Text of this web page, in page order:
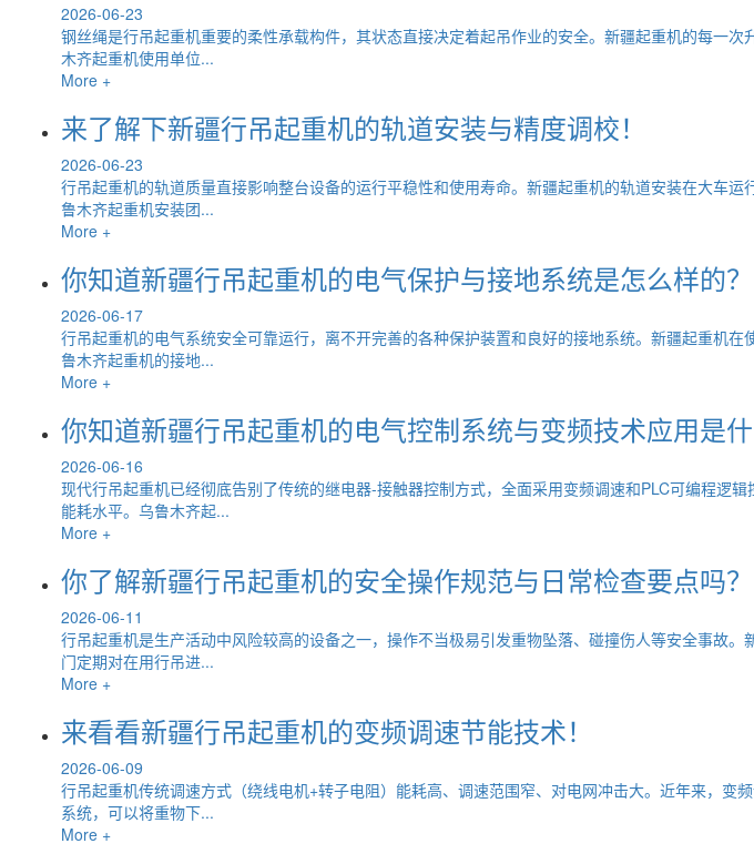
2026-06-23
钢丝绳是行吊起重机重要的柔性承载构件，其状态直接决定着起吊作业的安全。新疆起重机的每一
木齐起重机使用单位...
More +
来了解下新疆行吊起重机的轨道安装与精度调校！
2026-06-23
行吊起重机的轨道质量直接影响整台设备的运行平稳性和使用寿命。新疆起重机的轨道安装在大车
鲁木齐起重机安装团...
More +
你知道新疆行吊起重机的电气保护与接地系统是怎么样的？
2026-06-17
行吊起重机的电气系统安全可靠运行，离不开完善的各种保护装置和良好的接地系统。新疆起重机
鲁木齐起重机的接地...
More +
你知道新疆行吊起重机的电气控制系统与变频技术应用是什
2026-06-16
现代行吊起重机已经彻底告别了传统的继电器-接触器控制方式，全面采用变频调速和PLC可编程逻
能耗水平。乌鲁木齐起...
More +
你了解新疆行吊起重机的安全操作规范与日常检查要点吗？
2026-06-11
行吊起重机是生产活动中风险较高的设备之一，操作不当极易引发重物坠落、碰撞伤人等安全事故
门定期对在用行吊进...
More +
来看看新疆行吊起重机的变频调速节能技术！
2026-06-09
行吊起重机传统调速方式（绕线电机+转子电阻）能耗高、调速范围窄、对电网冲击大。近年来，
系统，可以将重物下...
More +